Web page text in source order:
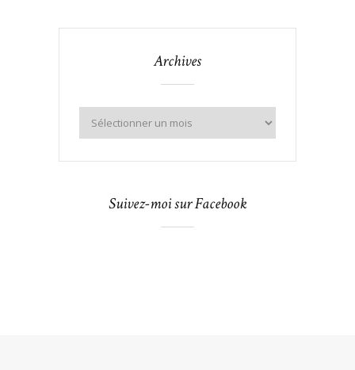
Archives
Suivez-moi sur Facebook